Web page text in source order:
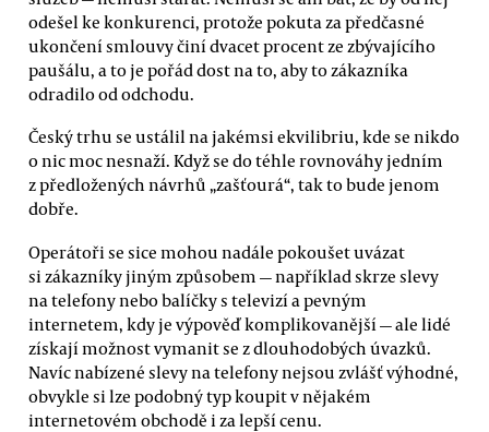
odešel ke konkurenci, protože pokuta za předčasné
ukončení smlouvy činí dvacet procent ze zbývajícího
paušálu, a to je pořád dost na to, aby to zákazníka
odradilo od odchodu.
Český trhu se ustálil na jakémsi ekvilibriu, kde se nikdo
o nic moc nesnaží. Když se do téhle rovnováhy jedním
z předložených návrhů „zašťourá“, tak to bude jenom
dobře.
Operátoři se sice mohou nadále pokoušet uvázat
si zákazníky jiným způsobem — například skrze slevy
na telefony nebo balíčky s televizí a pevným
internetem, kdy je výpověď komplikovanější — ale lidé
získají možnost vymanit se z dlouhodobých úvazků.
Navíc nabízené slevy na telefony nejsou zvlášť výhodné,
obvykle si lze podobný typ koupit v nějakém
internetovém obchodě i za lepší cenu.